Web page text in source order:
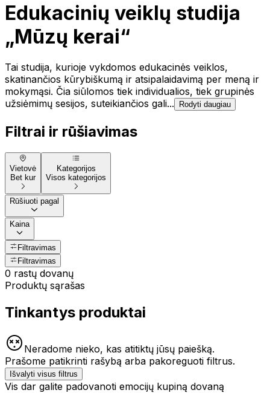
Edukacinių veiklų studija
„Mūzų kerai“
Tai studija, kurioje vykdomos edukacinės veiklos,
skatinančios kūrybiškumą ir atsipalaidavimą per meną ir
mokymąsi. Čia siūlomos tiek individualios, tiek grupinės
užsiėmimų sesijos, suteikiančios gali...
Rodyti daugiau
Filtrai ir rūšiavimas
Vietovė
Bet kur
Kategorijos
Visos kategorijos
Rūšiuoti pagal
Kaina
Filtravimas
Filtravimas
0 rastų dovanų
Produktų sąrašas
Tinkantys produktai
Neradome nieko, kas atitiktų jūsų paiešką.
Prašome patikrinti rašybą arba pakoreguoti filtrus.
Išvalyti visus filtrus
Vis dar galite padovanoti emocijų kupiną dovaną